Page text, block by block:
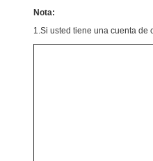
Nota:
1.Si usted tiene una cuenta